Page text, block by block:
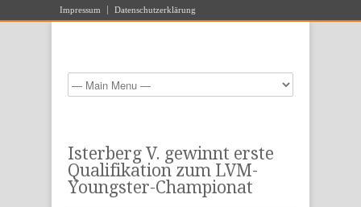
Impressum Datenschutzerklärung
Isterberg V. gewinnt erste
Qualifikation zum LVM-
Youngster-Championat